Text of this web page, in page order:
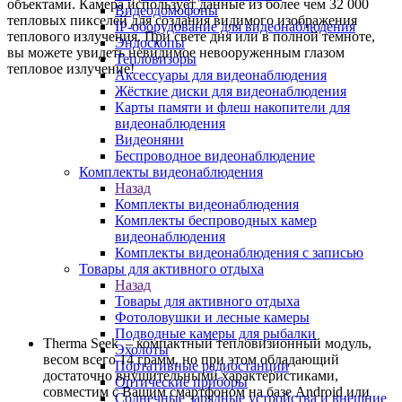
Видеодомофоны
IP-оборудование для видеонаблюдения
Эндоскопы
Тепловизоры
Аксессуары для видеонаблюдения
Жёсткие диски для видеонаблюдения
Карты памяти и флеш накопители для
видеонаблюдения
Видеоняни
Беспроводное видеонаблюдение
Комплекты видеонаблюдения
Назад
Комплекты видеонаблюдения
Комплекты беспроводных камер
видеонаблюдения
Комплекты видеонаблюдения с записью
Товары для активного отдыха
Назад
Товары для активного отдыха
Фотоловушки и лесные камеры
Подводные камеры для рыбалки
Эхолоты
Портативные радиостанции
Оптические приборы
Солнечные зарядные устройства и внешние
объектами. Камера использует данные из более чем 32 000
тепловых пикселей для создания видимого изображения
теплового излучения. При свете дня или в полной темноте,
вы можете увидеть невидимое невооруженным глазом
тепловое излучение!
Therma Seek– компактный тепловизионный модуль,
весом всего 14 грамм, но при этом обладающий
достаточно внушительными характеристиками,
совместим с Вашим смартфоном на базе Android или